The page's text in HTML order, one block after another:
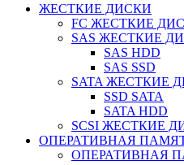
ЖЕСТКИЕ ДИСКИ
FC ЖЕСТКИЕ
SAS ЖЕСТКИЕ
SAS HDD
SAS SSD
SATA ЖЕСТКИЕ
SSD SATA
SATA HDD
SCSI ЖЕСТКИЕ
ОПЕРАТИВНАЯ
ОПЕРАТИВНАЯ